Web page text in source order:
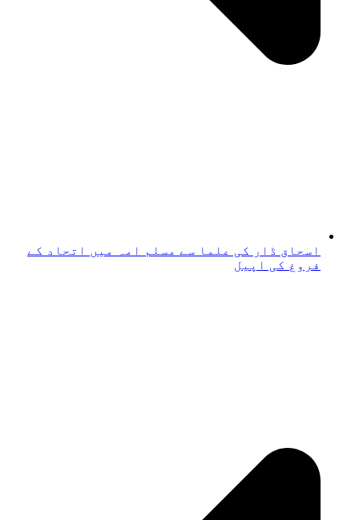
اسحاق ڈار کی علما سے مسلم امہ میں اتحاد کے
فروغ کی اپیل